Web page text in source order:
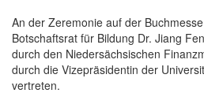
An der Zeremonie auf der
Botschaftsrat für Bildung Dr. Jiang
durch den Niedersächsischen
durch die Vizepräsidentin der
vertreten.